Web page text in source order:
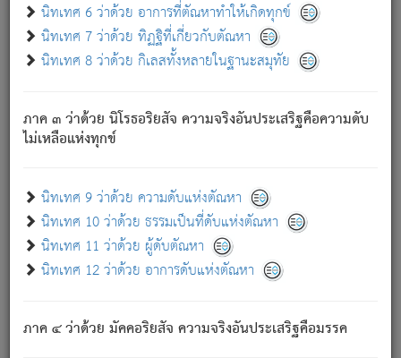
นิทเทศ 6 ว่าด้วย อาการที่ตัณหาทำให้เกิดทุกข์
นิทเทศ 7 ว่าด้วย ทิฏฐิที่เกี่ยวกับตัณหา
นิทเทศ 8 ว่าด้วย กิเลสทั้งหลายในฐานะสมุทัย
ภาค ๓ ว่าด้วย นิโรธอริยสัจ ความจริงอันประเสริฐคือความดับ
ไม่เหลือแห่งทุกข์
นิทเทศ 9 ว่าด้วย ความดับแห่งตัณหา
นิทเทศ 10 ว่าด้วย ธรรมเป็นที่ดับแห่งตัณหา
นิทเทศ 11 ว่าด้วย ผู้ดับตัณหา
นิทเทศ 12 ว่าด้วย อาการดับแห่งตัณหา
ภาค ๔ ว่าด้วย มัคคอริยสัจ ความจริงอันประเสริฐคือมรรค
ความดับเพราะความสำรอกไม่เหลือ (แห่งภพทั้งหลาย)
เพราะความสิ้นไปแห่งตัณหาโดยประการทั้งปวง นั้นคือ
นิพพาน.
ภพใหม่ย่อมไม่มีแก่ภิกษุนั้น ผู้ดับเย็นสนิทแล้ว เพราะไม่มี
ภิกษุนั้น เป็นผู้ครอบงำมารได้แล้ว ชนะสงครามแล้ว ก้าวล่วง
ภพทั้งหลายทั้งปวงได้แล้ว เป็นผู้คงที่ (คือไม่เปลี่ยนแปลงอีกต่อ
- อุ.ขุ. ๒๕/๑๒๑/๘๔.
(ข้อความนี้ เป็นพระพุทธอุทานที่ทรงเปล่งออก ที่โคนต้นโพธิ์
เป็นที่ตรัสรู้ เมื่อตรัสรู้แล้วได้ 7 วัน)